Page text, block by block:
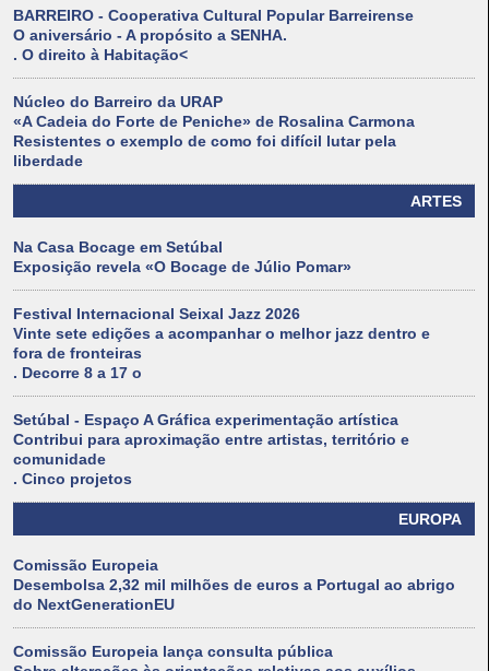
BARREIRO - Cooperativa Cultural Popular Barreirense
O aniversário - A propósito a SENHA.
. O direito à Habitação<
Núcleo do Barreiro da URAP
«A Cadeia do Forte de Peniche» de Rosalina Carmona
Resistentes o exemplo de como foi difícil lutar pela
liberdade
ARTES
Na Casa Bocage em Setúbal
Exposição revela «O Bocage de Júlio Pomar»
Festival Internacional Seixal Jazz 2026
Vinte sete edições a acompanhar o melhor jazz dentro e
fora de fronteiras
. Decorre 8 a 17 o
Setúbal - Espaço A Gráfica experimentação artística
Contribui para aproximação entre artistas, território e
comunidade
. Cinco projetos
EUROPA
Comissão Europeia
Desembolsa 2,32 mil milhões de euros a Portugal ao abrigo
do NextGenerationEU
Comissão Europeia lança consulta pública